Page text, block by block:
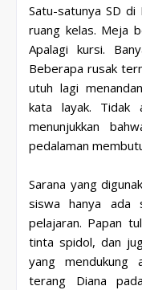
Satu-satunya SD
ruang kelas. Meja
Apalagi kursi.
Beberapa rusak
utuh lagi
kata layak. Tidak
menunjukkan
pedalaman
Sarana yang
siswa hanya ada
pelajaran. Papan
tinta spidol, dan
yang mendukung
terang Diana